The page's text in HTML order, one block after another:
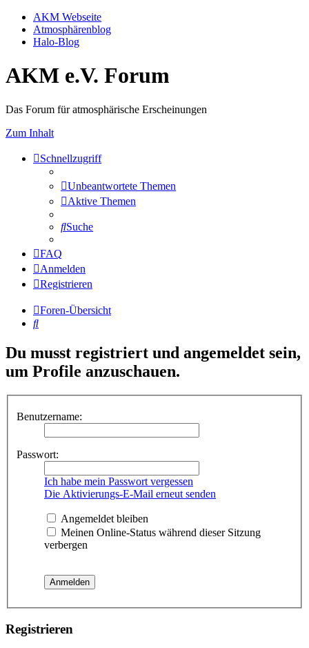
AKM Webseite
Atmosphärenblog
Halo-Blog
AKM e.V. Forum
Das Forum für atmosphärische Erscheinungen
Zum Inhalt
Schnellzugriff
Unbeantwortete Themen
Aktive Themen
Suche
FAQ
Anmelden
Registrieren
Foren-Übersicht
Suche
Du musst registriert und angemeldet sein,
um Profile anzuschauen.
Benutzername:
Passwort:
Ich habe mein Passwort vergessen
Die Aktivierungs-E-Mail erneut senden
Angemeldet bleiben
Meinen Online-Status während dieser Sitzung
verbergen
Registrieren